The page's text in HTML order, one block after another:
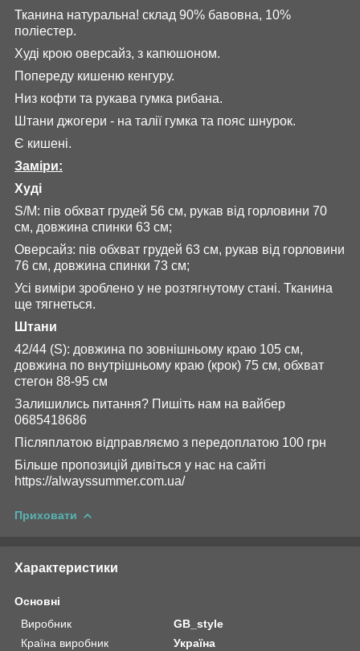
Тканина натуральна! склад 90% бавовна, 10%
поліестер.
Худі крою оверсайз, з капюшоном.
Попереду кишеню кенгуру.
Низ кофти та рукава гумка рибана.
Штани джогери - на талії гумка та пояс шнурок.
Є кишені.
Заміри:
Худі
S/M: пів обхват грудей 56 см, рукав від горловини 70
см, довжина спинки 63 см;
Оверсайз: пів обхват грудей 63 см, рукав від горловини
76 см, довжина спинки 73 см;
Усі виміри зроблено у не розтягнутому стані. Тканина
ще тягнеться.
Штани
42/44 (S): довжина по зовнішньому краю 105 см,
довжина по внутрішньому краю (крок) 75 см, обхват
стегон 88-95 см
Залишились питання? Пишіть нам на вайбер
0685418686
Післяплатою відправляємо з передоплатою 100 грн
Більше пропозицій дивіться у нас на сайті
https://alwayssummer.com.ua/
Приховати
Характеристики
Основні
Виробник
GB_style
Країна виробник
Україна